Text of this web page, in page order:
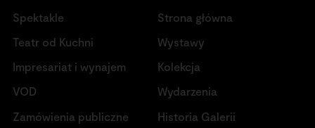
Spektakle
Teatr od Kuchni
Impresariat i wynajem
VOD
Zamówienia publiczne
Strona główna
Wystawy
Kolekcja
Wydarzenia
Historia Galerii